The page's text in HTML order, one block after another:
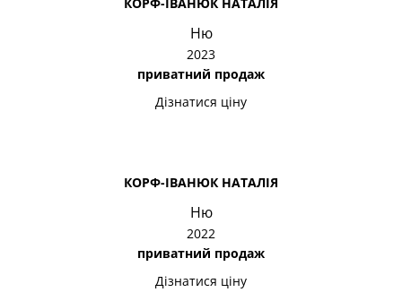
Ню
2023
приватний продаж
Дізнатися ціну
КОРФ-ІВАНЮК НАТАЛІЯ
Ню
2022
приватний продаж
Дізнатися ціну